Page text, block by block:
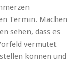
Termin. Machen
sehen, dass es
vermutet
können und